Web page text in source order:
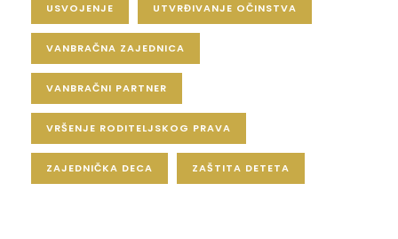
USVOJENJE UTVRĐIVANJE OČINSTVA
VANBRAČNA ZAJEDNICA
VANBRAČNI PARTNER
VRŠENJE RODITELJSKOG PRAVA
ZAJEDNIČKA DECA ZAŠTITA DETETA